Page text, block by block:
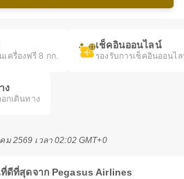
ครื่องฟรี 8 กก.
เช็คอินออนไลน์
รองรับการเช็คอินออนไ
ง
กเดินทาง
ม 2569 เวลา 02:02 GMT+0
ดีที่สุดจาก Pegasus Airlines